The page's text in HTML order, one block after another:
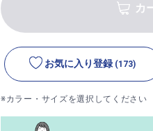
カ
お気に入り登録 (173)
※カラー・サイズを選択してください